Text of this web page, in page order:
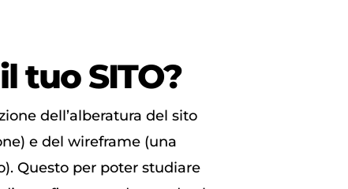
tuoSITO?
dell’alberatura del sito
e del wireframe (una
Questo per poter studiare